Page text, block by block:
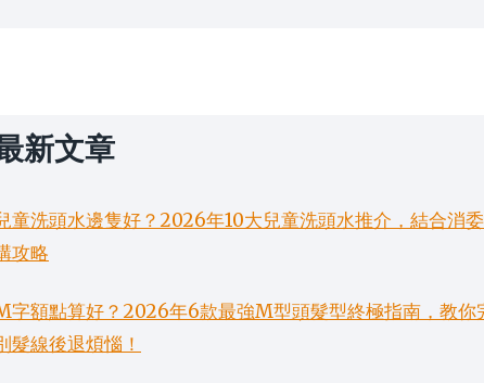
新文章
童洗頭水邊隻好？2026年10大兒童洗頭水推介，結合消
攻略
字額點算好？2026年6款最強M型頭髮型終極指南，教你
髮線後退煩惱！